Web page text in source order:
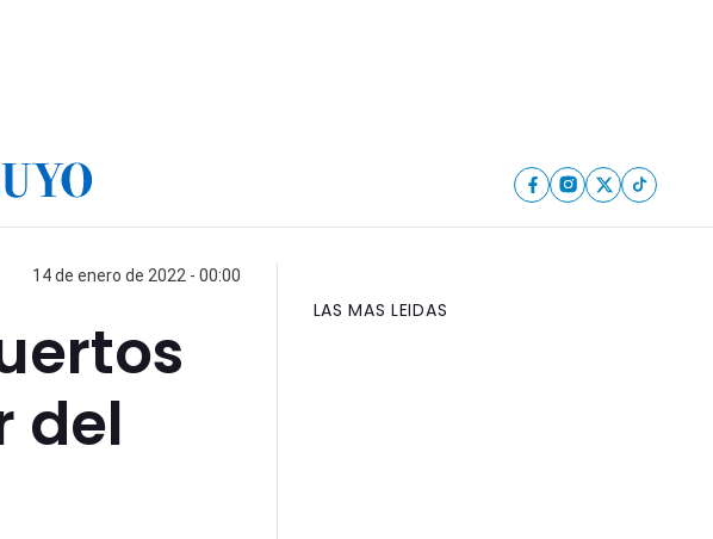
14 de enero de 2022 - 00:00
del
LAS MAS LEIDAS